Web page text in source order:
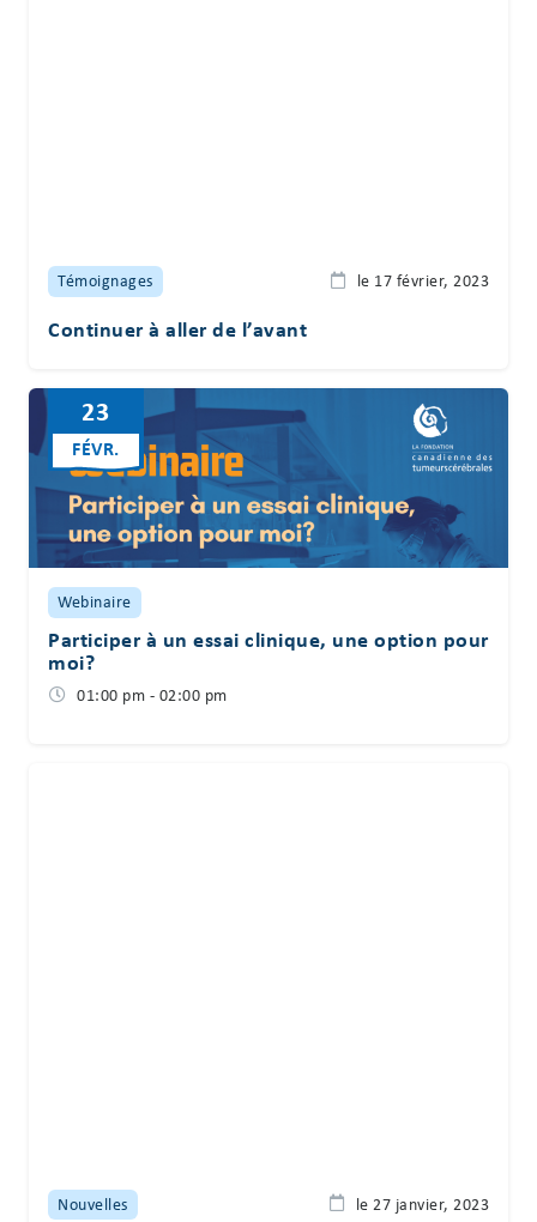
Témoignages le 17 février, 2023
Continuer à aller de l’avant
23
FÉVR.
Webinaire
Participer à un essai clinique, une option pour
moi?
01:00 pm - 02:00 pm
Nouvelles le 27 janvier, 2023